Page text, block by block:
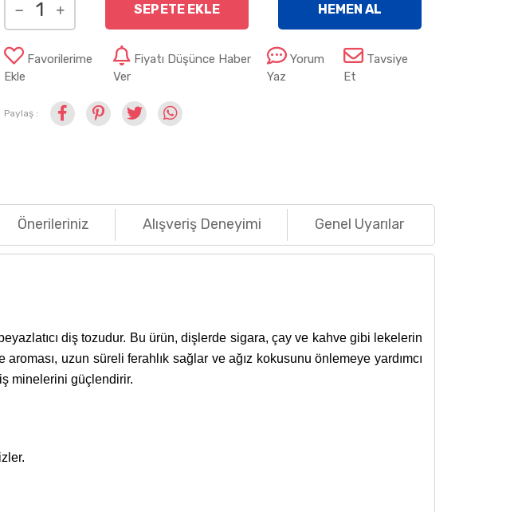
SEPETE EKLE HEMEN AL
Favorilerime
Ekle
Fiyatı Düşünce Haber
Ver
Yorum
Yaz
Tavsiye
Et
Paylaş :
Önerileriniz Alışveriş Deneyimi Genel Uyarılar
diş tozudur. Bu ürün, dişlerde sigara, çay ve kahve gibi lekelerin
uzun süreli ferahlık sağlar ve ağız kokusunu önlemeye yardımcı
minelerini güçlendirir.